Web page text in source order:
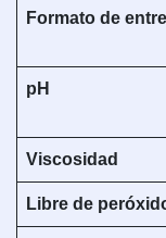
Formato de
pH
Viscosidad
Libre de